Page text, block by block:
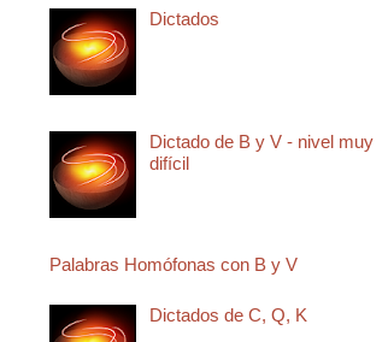
Dictados
Dictado de B y V - nivel muy
difícil
Palabras Homófonas con B y V
Dictados de C, Q, K